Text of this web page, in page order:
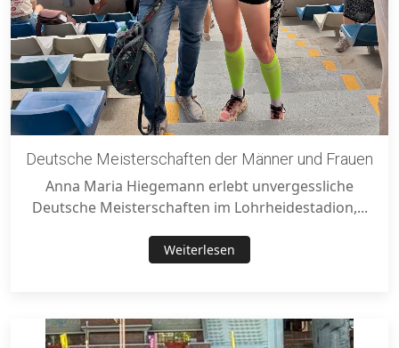
Deutsche Meisterschaften der Männer und Frauen
Anna Maria Hiegemann erlebt unvergessliche
Deutsche Meisterschaften im Lohrheidestadion,...
Weiterlesen